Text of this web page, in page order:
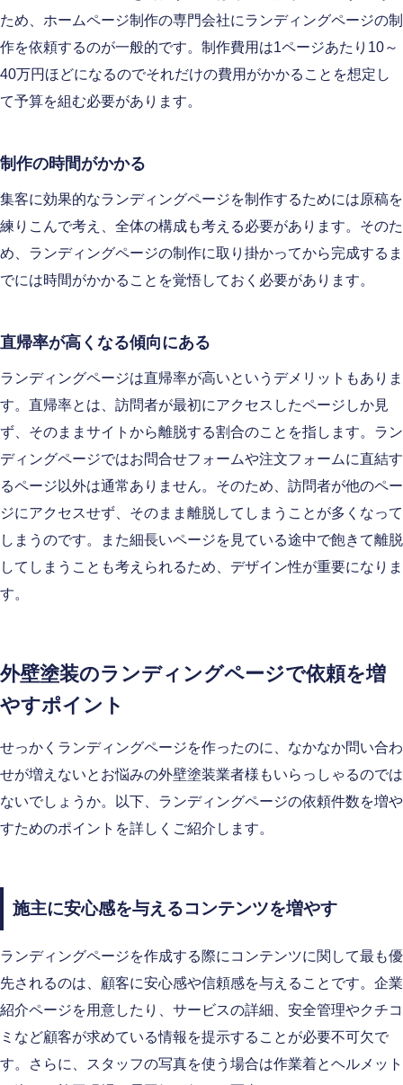
ため、ホームページ制作の専門会社にランディングページの制
作を依頼するのが一般的です。制作費用は1ページあたり10～
40万円ほどになるのでそれだけの費用がかかることを想定し
て予算を組む必要があります。
制作の時間がかかる
集客に効果的なランディングページを制作するためには原稿を
練りこんで考え、全体の構成も考える必要があります。そのた
め、ランディングページの制作に取り掛かってから完成するま
でには時間がかかることを覚悟しておく必要があります。
直帰率が高くなる傾向にある
ランディングページは直帰率が高いというデメリットもありま
す。直帰率とは、訪問者が最初にアクセスしたページしか見
ず、そのままサイトから離脱する割合のことを指します。ラン
ディングページではお問合せフォームや注文フォームに直結す
るページ以外は通常ありません。そのため、訪問者が他のペー
ジにアクセスせず、そのまま離脱してしまうことが多くなって
しまうのです。また細長いページを見ている途中で飽きて離脱
してしまうことも考えられるため、デザイン性が重要になりま
す。
外壁塗装のランディングページで依頼を増
やすポイント
せっかくランディングページを作ったのに、なかなか問い合わ
せが増えないとお悩みの外壁塗装業者様もいらっしゃるのでは
ないでしょうか。以下、ランディングページの依頼件数を増や
すためのポイントを詳しくご紹介します。
施主に安心感を与えるコンテンツを増やす
ランディングページを作成する際にコンテンツに関して最も優
先されるのは、顧客に安心感や信頼感を与えることです。企業
紹介ページを用意したり、サービスの詳細、安全管理やクチコ
ミなど顧客が求めている情報を提示することが必要不可欠で
す。さらに、スタッフの写真を使う場合は作業着とヘルメット